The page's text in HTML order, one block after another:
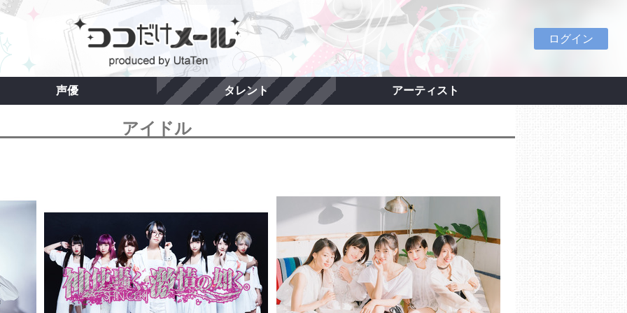
ログイン
声優 タレント アーティスト
アイドル